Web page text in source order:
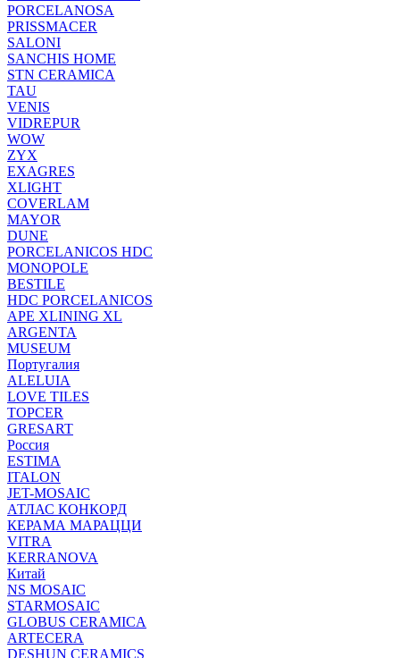
PORCELANOSA
PRISSMACER
SALONI
SANCHIS HOME
STN CERAMICA
TAU
VENIS
VIDREPUR
WOW
ZYX
EXAGRES
XLIGHT
COVERLAM
MAYOR
DUNE
PORCELANICOS HDC
MONOPOLE
BESTILE
HDC PORCELANICOS
APE XLINING XL
ARGENTA
MUSEUM
Португалия
ALELUIA
LOVE TILES
TOPCER
GRESART
Россия
ESTIMA
ITALON
JET-MOSAIC
АТЛАС КОНКОРД
КЕРАМА МАРАЦЦИ
VITRA
KERRANOVA
Китай
NS MOSAIC
STARMOSAIC
GLOBUS CERAMICA
ARTECERA
DESHUN CERAMICS